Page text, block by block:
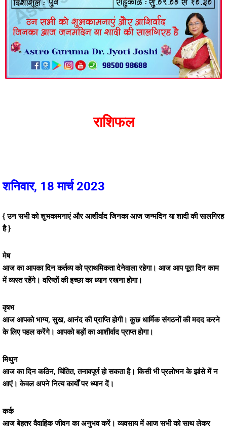
राशिफल
शनिवार, 18 मार्च 2023
{ उन सभी को शुभकामनाएं और आशीर्वाद जिनका आज जन्मदिन या शादी की सालगिरह
है }
मेष
आज का आपका दिन कर्तव्य को प्राथमिकता देनेवाला रहेगा। आज आप पूरा दिन काम
में व्यस्त रहेंगे। वरिष्ठों की इच्छा का ध्यान रखना होगा।
वृषभ
आज आपको भाग्य, सुख, आनंद की प्राप्ति होगी। कुछ धार्मिक संगठनों की मदद करने
के लिए पहल करेंगे। आपको बड़ों का आशीर्वाद प्राप्त होगा।
मिथुन
आज का दिन कठिन, चिंतित, तनावपूर्ण हो सकता है। किसी भी प्रलोभन के झांसे में न
आएं। केवल अपने नित्य कार्यों पर ध्यान दें।
कर्क
आज बेहतर वैवाहिक जीवन का अनुभव करें। व्यवसाय में आज सभी को साथ लेकर